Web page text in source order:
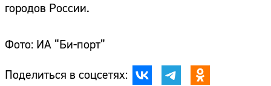
городов России.
Фото: ИА “Би-порт”
Поделиться в соцсетях: